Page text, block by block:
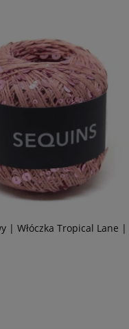
| Włóczka Tropical Lane |